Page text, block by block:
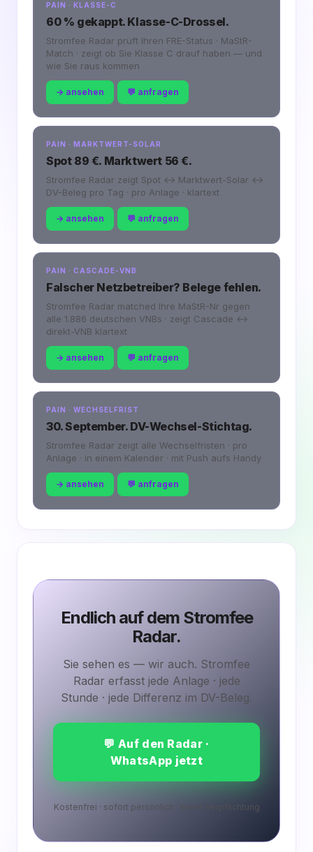
PAIN · KLASSE-C
60 % gekappt. Klasse-C-Drossel.
Stromfee Radar prüft Ihren FRE-Status · MaStR-
Match · zeigt ob Sie Klasse C drauf haben — und
wie Sie raus kommen
→ ansehen 💬 anfragen
PAIN · MARKTWERT-SOLAR
Spot 89 €. Marktwert 56 €.
Stromfee Radar zeigt Spot ↔ Marktwert-Solar ↔
DV-Beleg pro Tag · pro Anlage · klartext
→ ansehen 💬 anfragen
PAIN · CASCADE-VNB
Falscher Netzbetreiber? Belege fehlen.
Stromfee Radar matched Ihre MaStR-Nr gegen
alle 1.886 deutschen VNBs · zeigt Cascade ↔
direkt-VNB klartext
→ ansehen 💬 anfragen
PAIN · WECHSELFRIST
30. September. DV-Wechsel-Stichtag.
Stromfee Radar zeigt alle Wechselfristen · pro
Anlage · in einem Kalender · mit Push aufs Handy
→ ansehen 💬 anfragen
Endlich auf dem Stromfee
Radar.
Sie sehen es — wir auch. Stromfee
Radar erfasst jede Anlage · jede
Stunde · jede Differenz im DV-Beleg.
💬 Auf den Radar ·
WhatsApp jetzt
Kostenfrei · sofort persönlich · keine Verpflichtung